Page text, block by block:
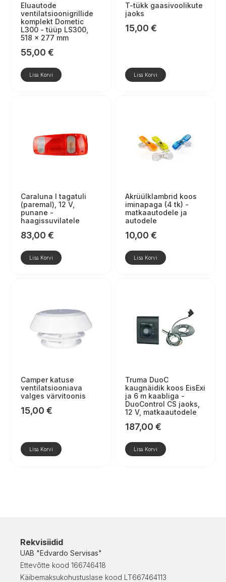
Eluautode
ventilatsioonigrillide
komplekt Dometic
L300 - tüüp LS300,
518 × 277 mm
55,00 €
Lisa Korvi
T-tükk gaasivoolikute
jaoks
15,00 €
Lisa Korvi
Caraluna I tagatuli
(paremal), 12 V,
punane -
haagissuvilatele
83,00 €
Lisa Korvi
Akrüülklambrid koos
iminapaga (4 tk) -
matkaautodele ja
autodele
10,00 €
Lisa Korvi
Camper katuse
ventilatsiooniava
valges värvitoonis
15,00 €
Lisa Korvi
Truma DuoC
kaugnäidik koos EisExi
ja 6 m kaabliga -
DuoControl CS jaoks,
12 V, matkaautodele
187,00 €
Lisa Korvi
Rekvisiidid
UAB "Edvardo Servisas"
Ettevõtte kood 166746418
Käibemaksukohustuslase kood LT667464113